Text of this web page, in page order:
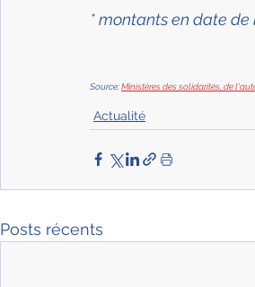
* montants en date
Source: Ministères des solidarités, de
Actualité
Posts récents